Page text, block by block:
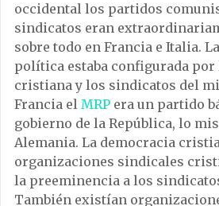
occidental los partidos
sindicatos eran
sobre todo en Francia e Italia.
política estaba configurada por
cristiana y los sindicatos del
Francia el MRP era un partido
gobierno de la República, lo
Alemania. La democracia
organizaciones sindicales
la preeminencia a los
También existían